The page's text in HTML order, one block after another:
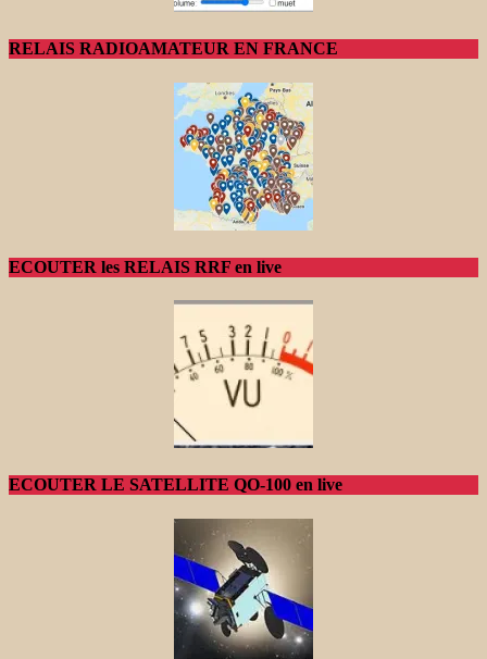
RELAIS RADIOAMATEUR EN FRANCE
ECOUTER les RELAIS RRF en live
ECOUTER LE SATELLITE QO-100 en live